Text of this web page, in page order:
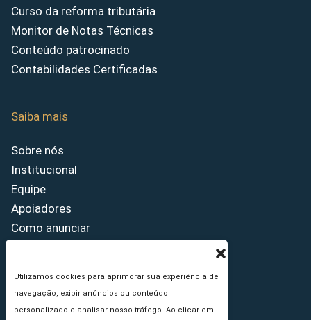
Utilizamos cookies para aprimorar sua experiência de
navegação, exibir anúncios ou conteúdo
personalizado e analisar nosso tráfego. Ao clicar em
Curso da reforma tributária
Monitor de Notas Técnicas
Conteúdo patrocinado
Contabilidades Certificadas
Saiba mais
Sobre nós
Institucional
Equipe
Apoiadores
Como anunciar
Princípios Editoriais